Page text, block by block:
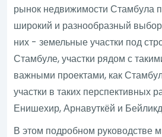
рынок недвижимости Стамбула
широкий и разнообразный
них - земельные участки под
Стамбуле, участки рядом с
важными проектами, как
участки в таких перспективных
Енишехир, Арнавуткёй и
В этом подробном руководстве